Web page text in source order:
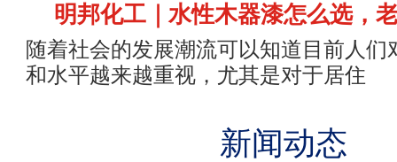
明邦化工｜水性木器漆怎么选，
随着社会的发展潮流可以知道目前人们
和水平越来越重视，尤其是对于居住
新闻动态